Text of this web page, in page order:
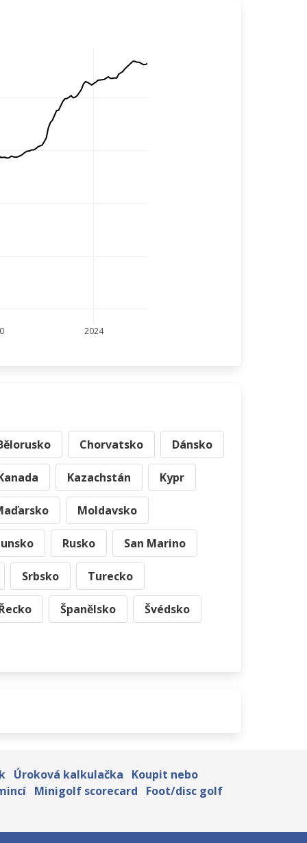
2024
Chorvatsko Dánsko
Kazachstán Kypr
Moldavsko
Rusko San Marino
Srbsko Turecko
Španělsko Švédsko
Úroková kalkulačka
Koupit nebo
Minigolf scorecard Foot/disc golf